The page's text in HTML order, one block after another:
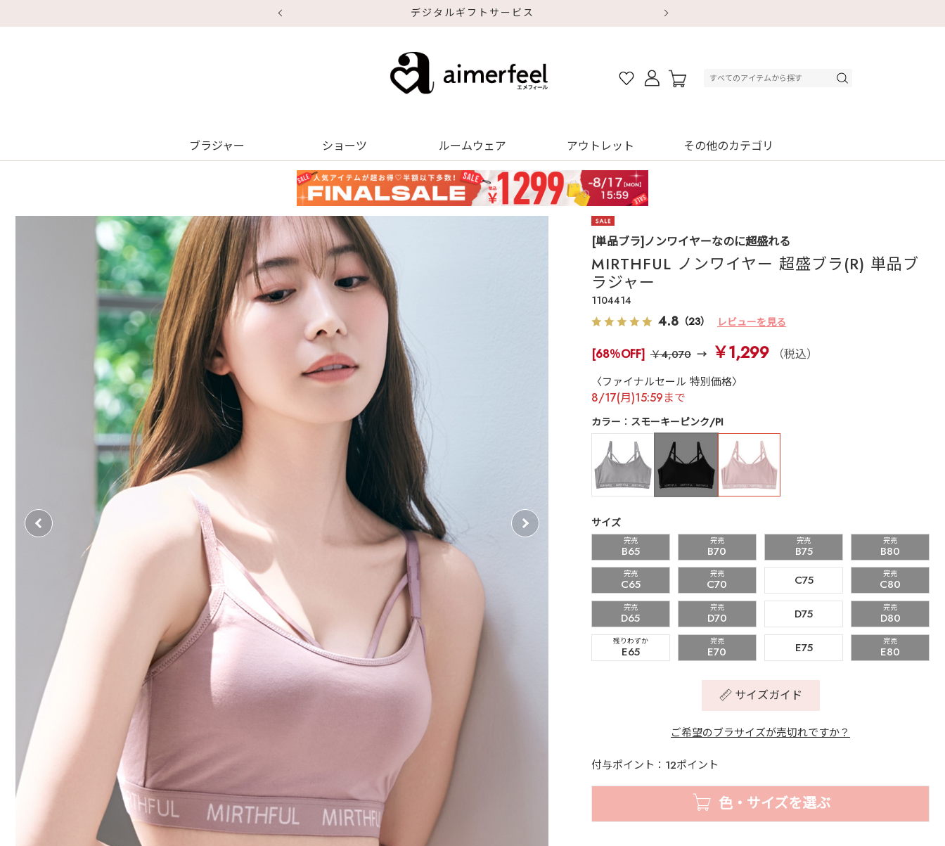
デジタルギフトサービス
ブラジャー ショーツ ルームウェア アウトレット その他のカテゴリ
[単品ブラ]ノンワイヤーなのに超盛れる
MIRTHFUL ノンワイヤー 超盛ブラ(R) 単品ブ
ラジャー
1104414
4.8 （23） レビューを見る
[68％OFF] ￥4,070 ￥1,299 （税込）
〈ファイナルセール 特別価格〉
8/17(月)15:59まで
カラー スモーキーピンク/PI
サイズ
完売
B65
完売
B70
完売
B75
完売
B80
完売
C65
完売
C70 C75 完売
C80
完売
D65
完売
D70 D75 完売
D80
残りわずか
E65
完売
E70 E75 完売
E80
サイズガイド
ご希望のブラサイズが売切れですか？
付与ポイント：12ポイント
色・サイズを選ぶ